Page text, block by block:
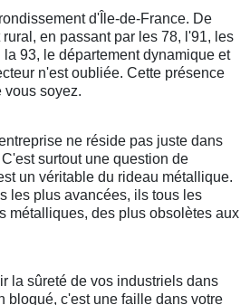
d'Île-de-France. De
en passant par les 78, l'91, les
93, le département dynamique et
n'est oubliée. Cette présence
vous soyez.
ne réside pas juste dans
surtout une question de
un véritable du rideau métallique.
les plus avancées, ils tous les
métalliques, des plus obsolètes aux
la sûreté de vos industriels dans
bloqué, c'est une faille dans votre